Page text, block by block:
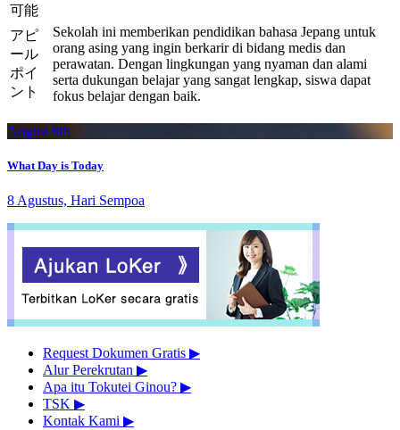
可能
アピ
ール
ポイ
ント
Sekolah ini memberikan pendidikan bahasa Jepang untuk
orang asing yang ingin berkarir di bidang medis dan
perawatan. Dengan lingkungan yang nyaman dan alami
serta dukungan belajar yang sangat lengkap, siswa dapat
fokus belajar dengan baik.
August 8th
What Day is Today
8 Agustus, Hari Sempoa
Request Dokumen Gratis ▶︎
Alur Perekrutan ▶︎
Apa itu Tokutei Ginou? ▶︎
TSK ▶︎
Kontak Kami ▶︎